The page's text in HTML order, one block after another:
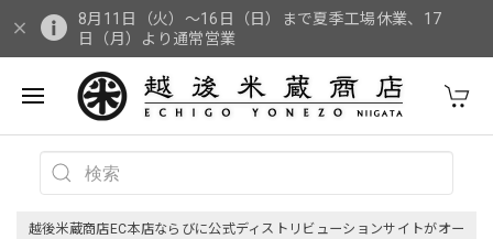
8月11日（火）～16日（日）まで夏季工場休業、17
日（月）より通常営業
越後米蔵商店EC本店ならびに公式ディストリビューションサイトがオー